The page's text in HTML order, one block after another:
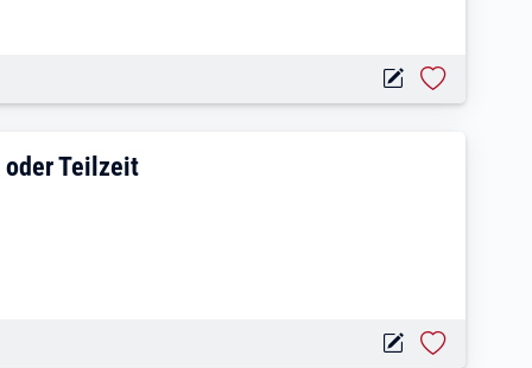
Geschick in Voll- oder Teilzeit
Teilzeit